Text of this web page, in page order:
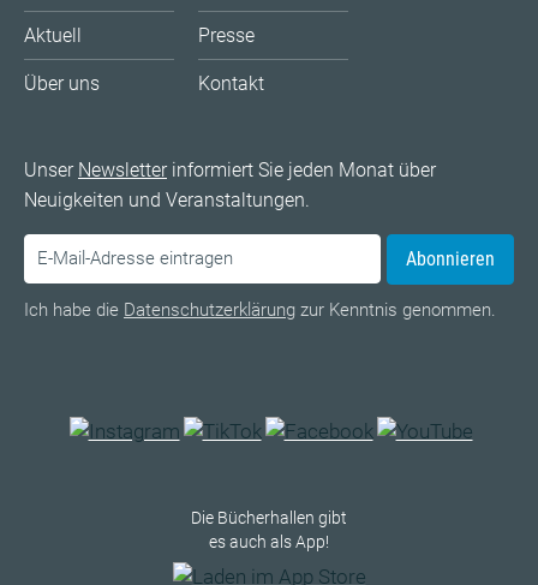
Aktuell
Über uns
Presse
Kontakt
Unser Newsletterinformiert Sie jeden Monat über
Neuigkeiten und Veranstaltungen.
Abonnieren
Ich habe die Datenschutzerklärung zur Kenntnis genommen.
Die Bücherhallen gibt
es auch als App!